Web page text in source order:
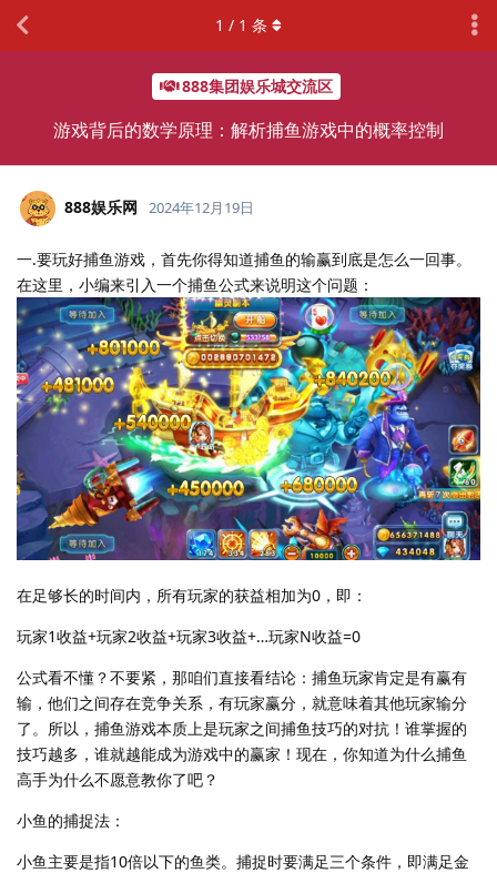
888集团娱乐城交流区
游戏背后的数学原理：解析捕鱼游戏中的概率控制
1 / 1 条
888娱乐网 2024年12月19日
一.要玩好捕鱼游戏，首先你得知道捕鱼的输赢到底是怎么一回事。
在这里，小编来引入一个捕鱼公式来说明这个问题：
在足够长的时间内，所有玩家的获益相加为0，即：
玩家1收益+玩家2收益+玩家3收益+…玩家N收益=0
公式看不懂？不要紧，那咱们直接看结论：捕鱼玩家肯定是有赢有
输，他们之间存在竞争关系，有玩家赢分，就意味着其他玩家输分
了。所以，捕鱼游戏本质上是玩家之间捕鱼技巧的对抗！谁掌握的
技巧越多，谁就越能成为游戏中的赢家！现在，你知道为什么捕鱼
高手为什么不愿意教你了吧？
小鱼的捕捉法：
小鱼主要是指10倍以下的鱼类。捕捉时要满足三个条件，即满足金